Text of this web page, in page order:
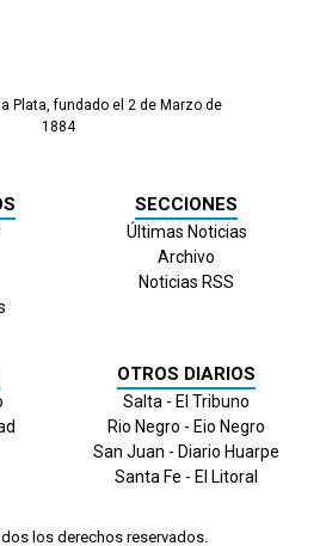
Plata, fundado el 2 de Marzo de
1884
SECCIONES
Últimas Noticias
Archivo
Noticias RSS
OTROS DIARIOS
Salta - El Tribuno
Rio Negro - Eio Negro
San Juan - Diario Huarpe
Santa Fe - El Litoral
los derechos reservados.